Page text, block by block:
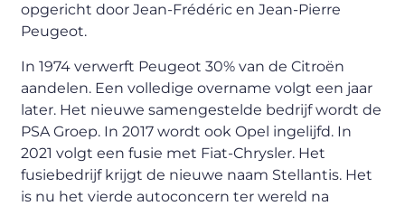
opgericht door Jean-Frédéric en Jean-Pierre
Peugeot.
In 1974 verwerft Peugeot 30% van de Citroën
aandelen. Een volledige overname volgt een jaar
later. Het nieuwe samengestelde bedrijf wordt de
PSA Groep. In 2017 wordt ook Opel ingelijfd. In
2021 volgt een fusie met Fiat-Chrysler. Het
fusiebedrijf krijgt de nieuwe naam Stellantis. Het
is nu het vierde autoconcern ter wereld na